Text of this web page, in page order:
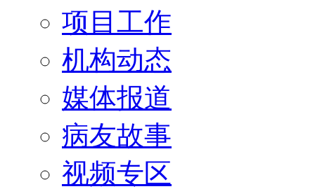
项目工作
机构动态
媒体报道
病友故事
视频专区